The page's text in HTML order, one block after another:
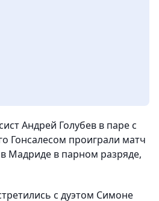
Андрей Голубев в паре с
Гонсалесом проиграли матч
Мадриде в парном разряде,
с дуэтом Симоне